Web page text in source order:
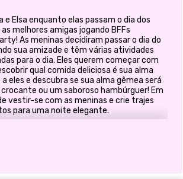
e Elsa enquanto elas passam o dia dos
melhores amigas jogando BFFs
As meninas decidiram passar o dia do
sua amizade e têm várias atividades
para o dia. Eles querem começar com
qual comida deliciosa é sua alma
eles e descubra se sua alma gêmea será
ou um saboroso hambúrguer! Em
vestir-se com as meninas e crie trajes
para uma noite elegante.